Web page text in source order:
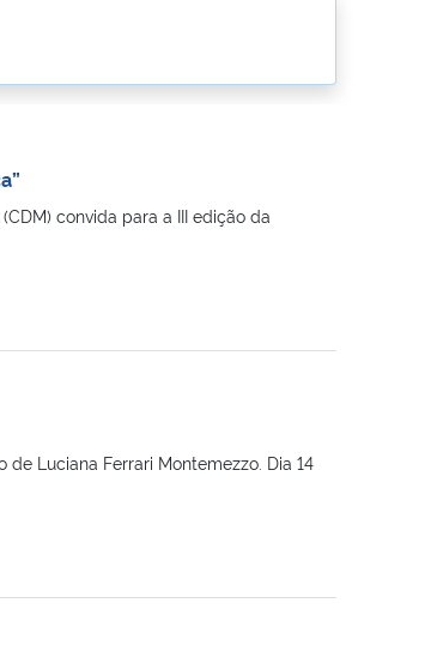
convida para a III edição da
Luciana Ferrari Montemezzo. Dia 14